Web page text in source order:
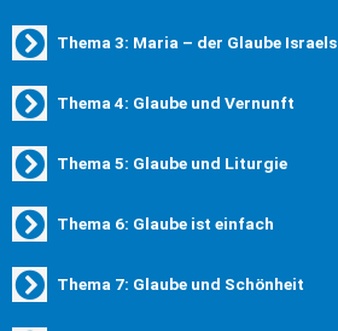
Thema 3: Maria – der Glaube Israels
Thema 4: Glaube und Vernunft
Thema 5: Glaube und Liturgie
Thema 6: Glaube ist einfach
Thema 7: Glaube und Schönheit